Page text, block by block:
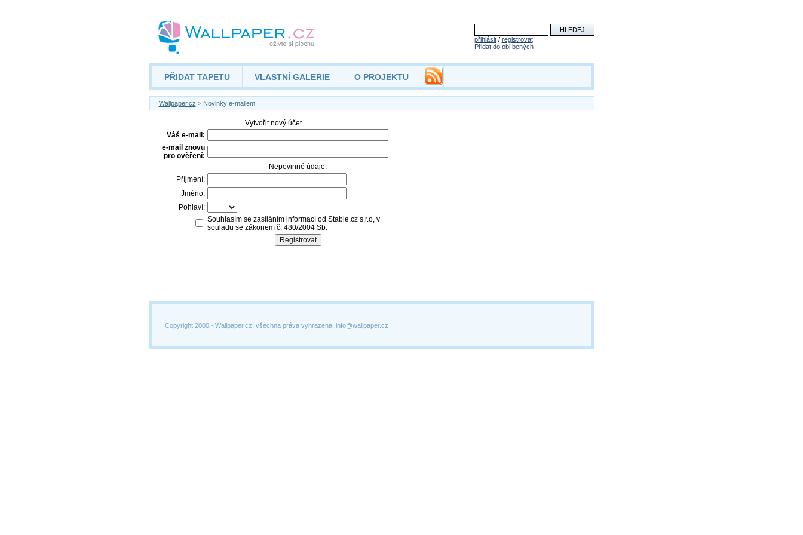
přihlásit/ registrovat
Přidat do oblíbených
PŘIDAT TAPETU VLASTNÍ GALERIE O PROJEKTU
Wallpaper.cz > Novinky e-mailem
Copyright 2000 - Wallpaper.cz, všechna práva vyhrazena, info@wallpaper.cz